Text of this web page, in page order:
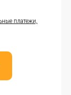
платежи,